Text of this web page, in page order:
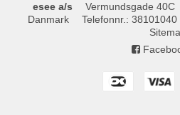
esee a/s Vermundsgade 40C
Danmark
Telefonnr.: 38101040